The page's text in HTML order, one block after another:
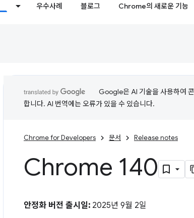
우수사례 블로그 Chrome의 새로운 기능
Google은 AI 기술을 사용하여
합니다. AI 번역에는 오류가 있을 수 있습니다.
Chrome for Developers 문서 Release notes
Chrome 140
안정화 버전 출시일: 2025년 9월 2일